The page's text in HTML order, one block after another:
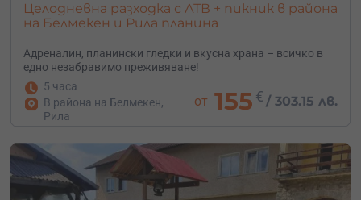
Целодневна разходка с АТВ + пикник в района
на Белмекен и Рила планина
Адреналин, планински гледки и вкусна храна – всичко в
едно незабравимо преживяване!
5 часа
В района на Белмекен,
Рила
от 155 € / 303.15 лв.